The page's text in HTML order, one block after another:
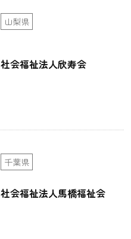
山梨県
社会福祉法人欣寿会
千葉県
社会福祉法人馬橋福祉会